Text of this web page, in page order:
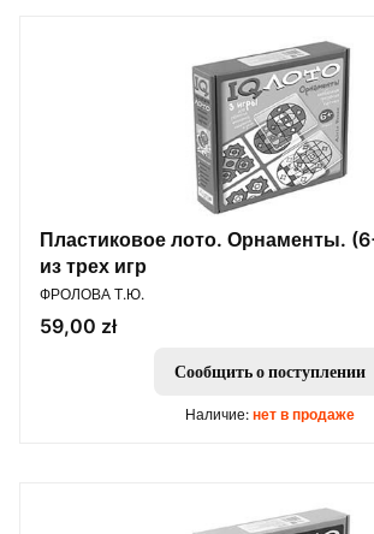
Пластиковое лото. Орнаменты.
из трех игр
ПРОИЗВОДИТЕЛЬ
ФРОЛОВА Т.Ю.
Цена
59,00 zł
Сообщить о поступлении
Наличие: нет в продаже